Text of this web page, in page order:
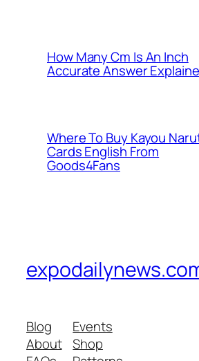
How Many Cm Is An Inch
Accurate Answer
Where To Buy Kayou
Cards English From
Goods4Fans
Blog
About
Events
Shop